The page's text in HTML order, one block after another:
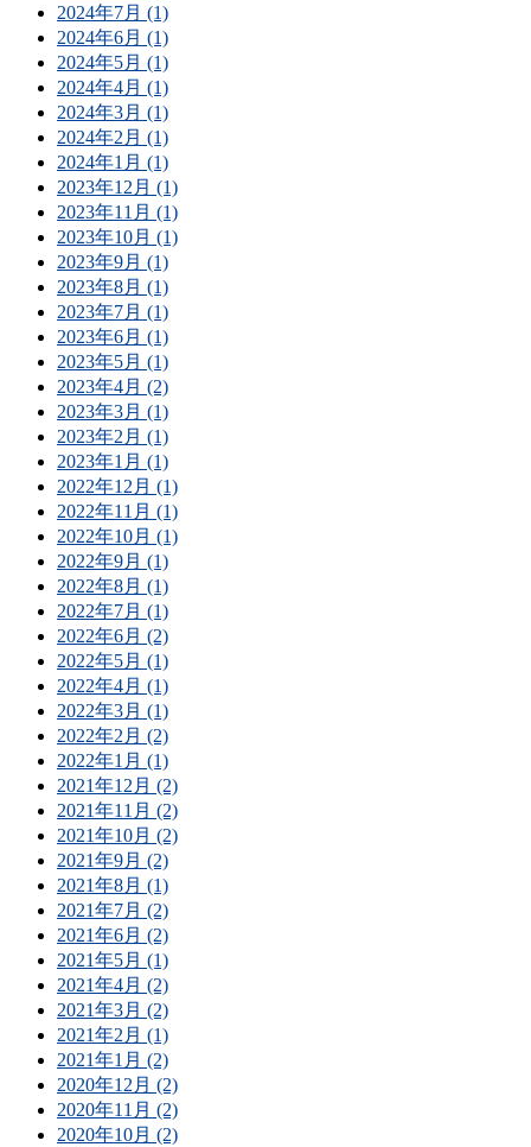
2024年7月 (1)
2024年6月 (1)
2024年5月 (1)
2024年4月 (1)
2024年3月 (1)
2024年2月 (1)
2024年1月 (1)
2023年12月 (1)
2023年11月 (1)
2023年10月 (1)
2023年9月 (1)
2023年8月 (1)
2023年7月 (1)
2023年6月 (1)
2023年5月 (1)
2023年4月 (2)
2023年3月 (1)
2023年2月 (1)
2023年1月 (1)
2022年12月 (1)
2022年11月 (1)
2022年10月 (1)
2022年9月 (1)
2022年8月 (1)
2022年7月 (1)
2022年6月 (2)
2022年5月 (1)
2022年4月 (1)
2022年3月 (1)
2022年2月 (2)
2022年1月 (1)
2021年12月 (2)
2021年11月 (2)
2021年10月 (2)
2021年9月 (2)
2021年8月 (1)
2021年7月 (2)
2021年6月 (2)
2021年5月 (1)
2021年4月 (2)
2021年3月 (2)
2021年2月 (1)
2021年1月 (2)
2020年12月 (2)
2020年11月 (2)
2020年10月 (2)